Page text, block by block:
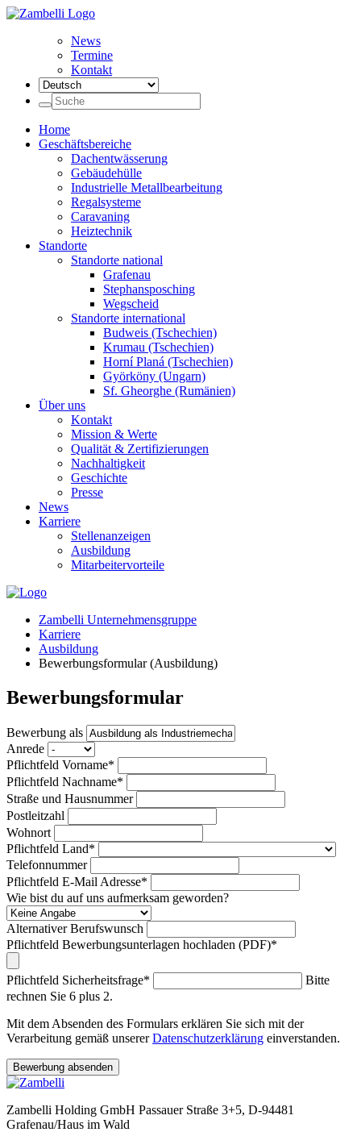
News
Termine
Kontakt
Home
Geschäftsbereiche
Dachentwässerung
Gebäudehülle
Industrielle Metallbearbeitung
Regalsysteme
Caravaning
Heiztechnik
Standorte
Standorte national
Grafenau
Stephansposching
Wegscheid
Standorte international
Budweis (Tschechien)
Krumau (Tschechien)
Horní Planá (Tschechien)
Györköny (Ungarn)
Sf. Gheorghe (Rumänien)
Über uns
Kontakt
Mission & Werte
Qualität & Zertifizierungen
Nachhaltigkeit
Geschichte
Presse
News
Karriere
Stellenanzeigen
Ausbildung
Mitarbeitervorteile
Zambelli Unternehmensgruppe
Karriere
Ausbildung
Bewerbungsformular (Ausbildung)
Bewerbungsformular
Bewerbung als
Anrede
Pflichtfeld Vorname*
Pflichtfeld Nachname*
Straße und Hausnummer
Postleitzahl
Wohnort
Pflichtfeld Land*
Telefonnummer
Pflichtfeld E-Mail Adresse*
Wie bist du auf uns aufmerksam geworden?
Alternativer Berufswunsch
Pflichtfeld Bewerbungsunterlagen hochladen (PDF)*
Pflichtfeld Sicherheitsfrage*
Bitte
rechnen Sie 6 plus 2.
Mit dem Absenden des Formulars erklären Sie sich mit der
Verarbeitung gemäß unsererDatenschutzerklärung einverstanden.
Bewerbung absenden
Zambelli Holding GmbH Passauer Straße 3+5, D-94481
Grafenau/Haus im Wald